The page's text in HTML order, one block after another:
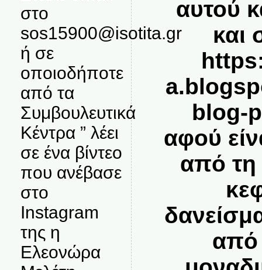
στο
sos15900@isotita.gr
ή σε
οποιοδήποτε
από τα
Συμβουλευτικά
Κέντρα ” λέει
σε ένα βίντεο
που ανέβασε
στο
Instagram
της η
Ελεονώρα
αυτού
και
blog-
αφού
από τη
από